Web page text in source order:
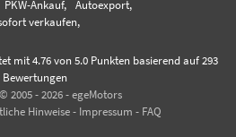
PKW-Ankauf,
Autoexport,
verkaufen,
mit 4.76von 5.0 Punkten basierend auf 293
Bewertungen
2005 - 2026 - egeMotors
Hinweise - Impressum - FAQ